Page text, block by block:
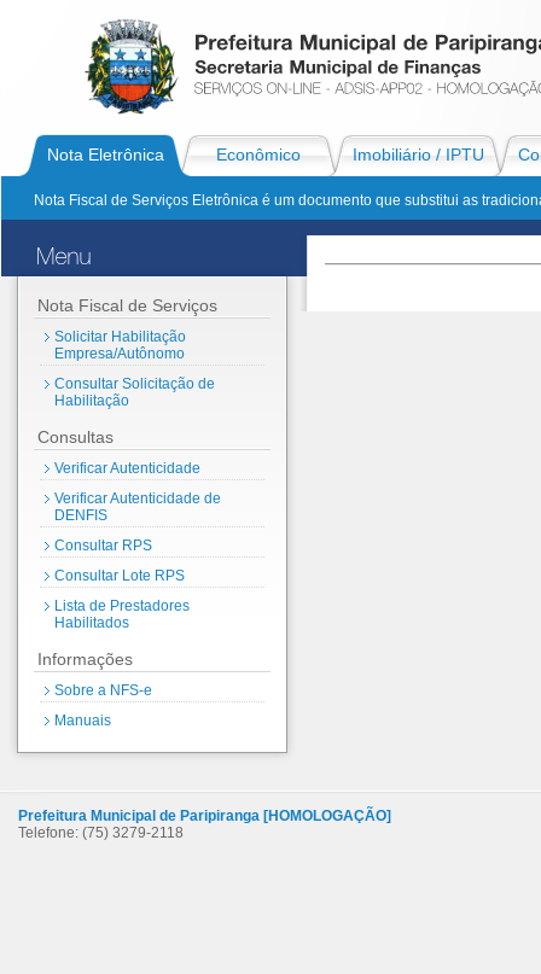
Nota Eletrônica
Nota Fiscal de Serviços Eletrônica é um documento que substitui as
Econômico Imobiliário / IPTU
Nota Fiscal de Serviços
Solicitar Habilitação
Empresa/Autônomo
Consultar Solicitação de
Habilitação
Consultas
Verificar Autenticidade
Verificar Autenticidade de
DENFIS
Consultar RPS
Consultar Lote RPS
Lista de Prestadores
Habilitados
Informações
Sobre a NFS-e
Manuais
Prefeitura Municipal de Paripiranga [HOMOLOGAÇÃO]
Telefone: (75) 3279-2118